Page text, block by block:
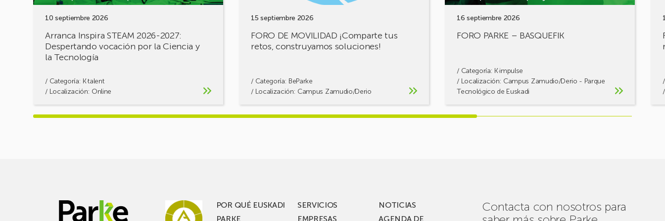
10 septiembre 2026
Arranca Inspira STEAM 2026-2027:
Despertando vocación por la Ciencia y
la Tecnología
/ Categoría: K·talent
/ Localización: Online
y
15 septiembre 2026
FORO DE MOVILIDAD ¡Comparte tus
retos, construyamos soluciones!
/ Categoría: BeParke
/ Localización: Campus Zamudio/Derio
16 septiembre 2026
FORO PARKE – BASQUEFIK
/ Categoría: K·impulse
/ Localización: Campus Zamudio/Derio - Parque
Tecnológico de Euskadi
POR QUÉ EUSKADI
PARKE
SERVICIOS
EMPRESAS
NOTICIAS
AGENDA DE
Contacta con nosotros para